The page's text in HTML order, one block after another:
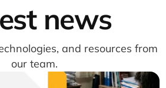
news
and resources from
our team.